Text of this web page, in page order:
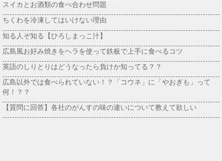
スイカとお酒類の食べ合わせ問題
ちくわを冷凍してはいけない理由
知る人ぞ知る【ひろしまっこ汁】
広島風お好み焼きをヘラを使って鉄板で上手に食べるコツ
英語のしりとりはどうなったら負けか知ってる？？
広島以外では食べられていない！？「コウネ」に「やおぎも」って
何！？？
【質問に回答】各社のがんすの味の違いについて教えて欲しい